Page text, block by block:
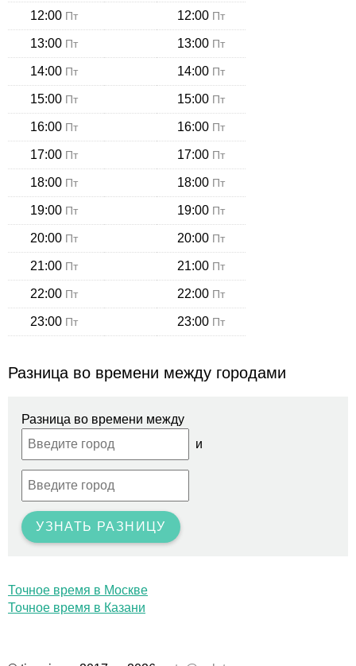
12:00 Пт 12:00 Пт
13:00 Пт 13:00 Пт
14:00 Пт 14:00 Пт
15:00 Пт 15:00 Пт
16:00 Пт 16:00 Пт
17:00 Пт 17:00 Пт
18:00 Пт 18:00 Пт
19:00 Пт 19:00 Пт
20:00 Пт 20:00 Пт
21:00 Пт 21:00 Пт
22:00 Пт 22:00 Пт
23:00 Пт 23:00 Пт
Разница во времени между городами
Разница во времени между
и
УЗНАТЬ РАЗНИЦУ
Точное время в Москве
Точное время в Казани